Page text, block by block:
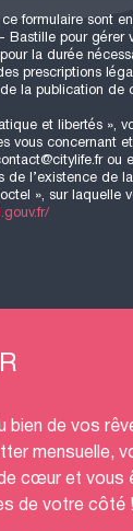
formulaire sont
Bastille pour gérer
la durée
prescriptions
la publication de
et libertés »,
vous concernant
ou
de l’existence de
», sur laquelle
de vos
mensuelle,
cœur et vous
de votre côté !